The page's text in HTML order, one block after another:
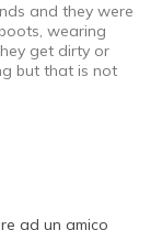
and they were
wearing
get dirty or
but that is not
ad un amico